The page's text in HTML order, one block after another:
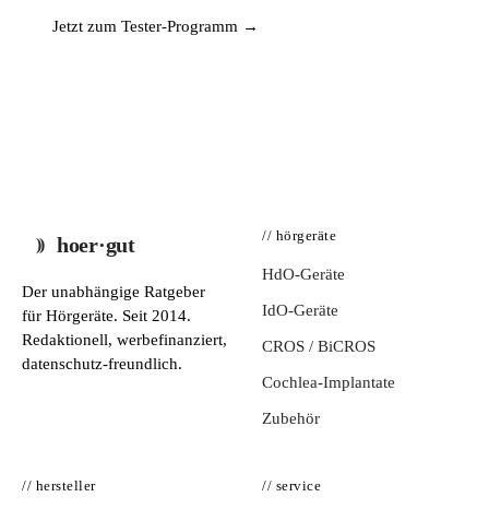
Jetzt zum Tester-Programm →
hoer·gut
Der unabhängige Ratgeber
für Hörgeräte. Seit 2014.
Redaktionell, werbefinanziert,
datenschutz-freundlich.
// hörgeräte
HdO-Geräte
IdO-Geräte
CROS / BiCROS
Cochlea-Implantate
Zubehör
// hersteller // service